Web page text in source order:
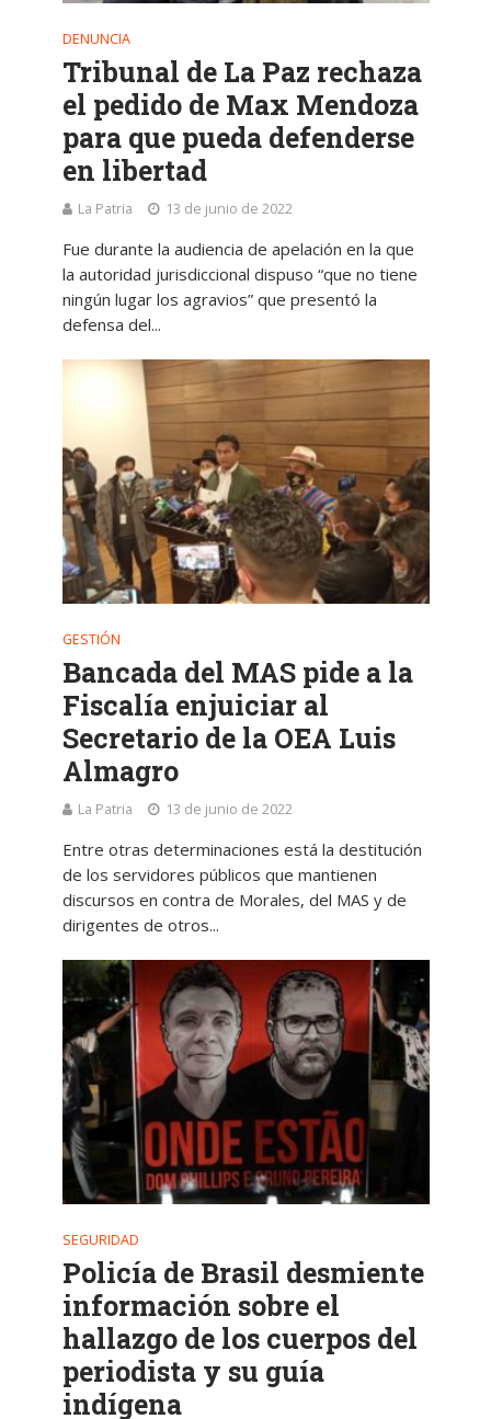
DENUNCIA
Tribunal de La Paz rechaza
el pedido de Max Mendoza
para que pueda defenderse
en libertad
La Patria 13 de junio de 2022
Fue durante la audiencia de apelación en la que
la autoridad jurisdiccional dispuso “que no tiene
ningún lugar los agravios” que presentó la
defensa del...
GESTIÓN
Bancada del MAS pide a la
Fiscalía enjuiciar al
Secretario de la OEA Luis
Almagro
La Patria 13 de junio de 2022
Entre otras determinaciones está la destitución
de los servidores públicos que mantienen
discursos en contra de Morales, del MAS y de
dirigentes de otros...
SEGURIDAD
Policía de Brasil desmiente
información sobre el
hallazgo de los cuerpos del
periodista y su guía
indígena